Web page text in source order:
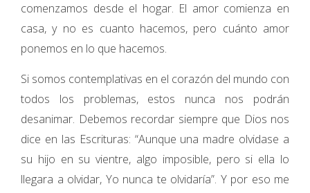
comenzamos desde el hogar. El amor comienza en
casa, y no es cuanto hacemos, pero cuánto amor
ponemos en lo que hacemos.
Si somos contemplativas en el corazón del mundo con
todos los problemas, estos nunca nos podrán
desanimar. Debemos recordar siempre que Dios nos
dice en las Escrituras: “Aunque una madre olvidase a
su hijo en su vientre, algo imposible, pero si ella lo
llegara a olvidar, Yo nunca te olvidaría”. Y por eso me